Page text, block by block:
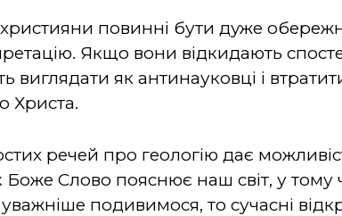
повинні бути дуже
Якщо вони відкидають
виглядати як антинауковці і
Христа.
речей про геологію дає
Боже Слово пояснює наш світ, у тому
подивимося, то сучасні